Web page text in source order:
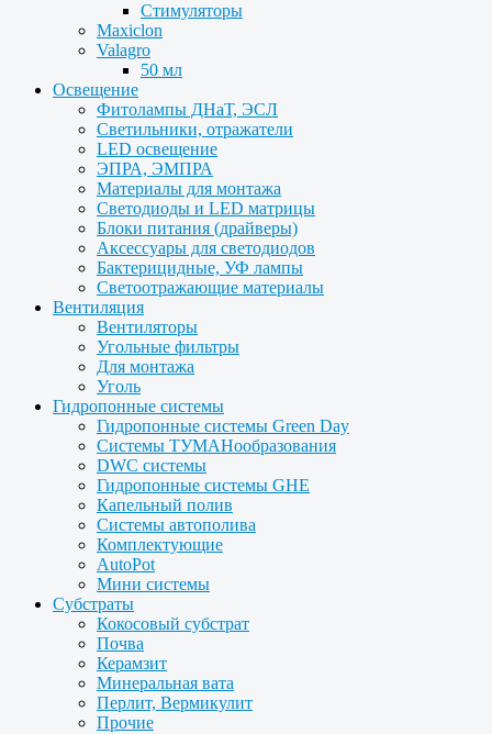
Стимуляторы
Maxiclon
Valagro
50 мл
Освещение
Фитолампы ДНаТ, ЭСЛ
Светильники, отражатели
LED освещение
ЭПРА, ЭМПРА
Материалы для монтажа
Светодиоды и LED матрицы
Блоки питания (драйверы)
Аксессуары для светодиодов
Бактерицидные, УФ лампы
Светоотражающие материалы
Вентиляция
Вентиляторы
Угольные фильтры
Для монтажа
Уголь
Гидропонные системы
Гидропонные системы Green Day
Системы ТУМАНообразования
DWC системы
Гидропонные системы GHE
Капельный полив
Системы автополива
Комплектующие
AutoPot
Мини системы
Субстраты
Кокосовый субстрат
Почва
Керамзит
Минеральная вата
Перлит, Вермикулит
Прочие